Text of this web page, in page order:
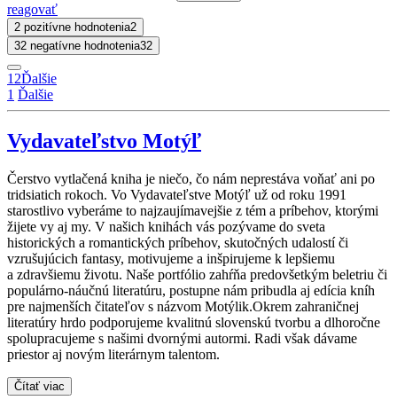
reagovať
2 pozitívne hodnotenia2
32 negatívne hodnotenia32
1 2Ďalšie
1 Ďalšie
Vydavateľstvo Motýľ
Čerstvo vytlačená kniha je niečo, čo nám neprestáva voňať ani po
tridsiatich rokoch. Vo Vydavateľstve Motýľ už od roku 1991
starostlivo vyberáme to najzaujímavejšie z tém a príbehov, ktorými
žijete vy aj my. V našich knihách vás pozývame do sveta
historických a romantických príbehov, skutočných udalostí či
vzrušujúcich fantasy, motivujeme a inšpirujeme k lepšiemu
a zdravšiemu životu. Naše portfólio zahŕňa predovšetkým beletriu či
populárno-náučnú literatúru, postupne nám pribudla aj edícia kníh
pre najmenších čitateľov s názvom Motýlik.Okrem zahraničnej
literatúry hrdo podporujeme kvalitnú slovenskú tvorbu a dlhoročne
spolupracujeme s našimi dvornými autormi. Radi však dávame
priestor aj novým literárnym talentom.
Čítať viac